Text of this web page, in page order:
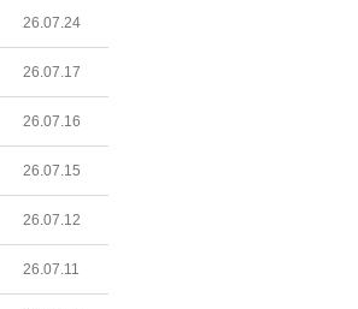
26.07.24
26.07.17
26.07.16
26.07.15
26.07.12
26.07.11